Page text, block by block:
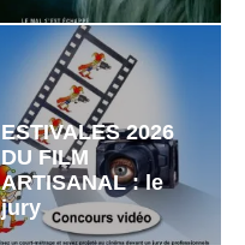
ESTIVALES 2026
DU FILM
ARTISANAL : le
jury